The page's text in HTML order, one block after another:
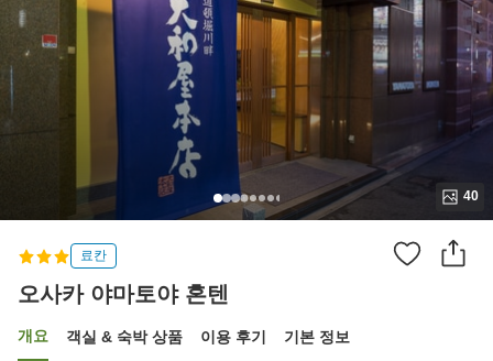
40
료칸
오사카 야마토야 혼텐
개요 객실 & 숙박 상품 이용 후기 기본 정보